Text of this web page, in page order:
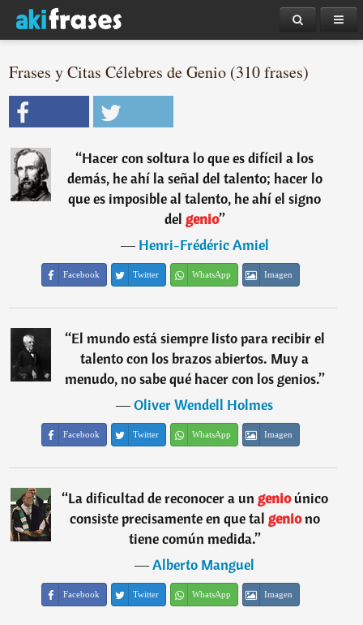
Frases y Citas Célebres de Genio (310 frases)
“Hacer con soltura lo que es difícil a los
demás, he ahí la señal del talento; hacer lo
que es imposible al talento, he ahí el signo
del genio”
―Henri-Frédéric Amiel
Facebook Twitter WhatsApp Imagen
“El mundo está siempre listo para recibir el
talento con los brazos abiertos. Muy a
menudo, no sabe qué hacer con los genios.”
―Oliver Wendell Holmes
Facebook Twitter WhatsApp Imagen
“La dificultad de reconocer a un genioúnico
consiste precisamente en que tal geniono
tiene común medida.”
―Alberto Manguel
Facebook Twitter WhatsApp Imagen